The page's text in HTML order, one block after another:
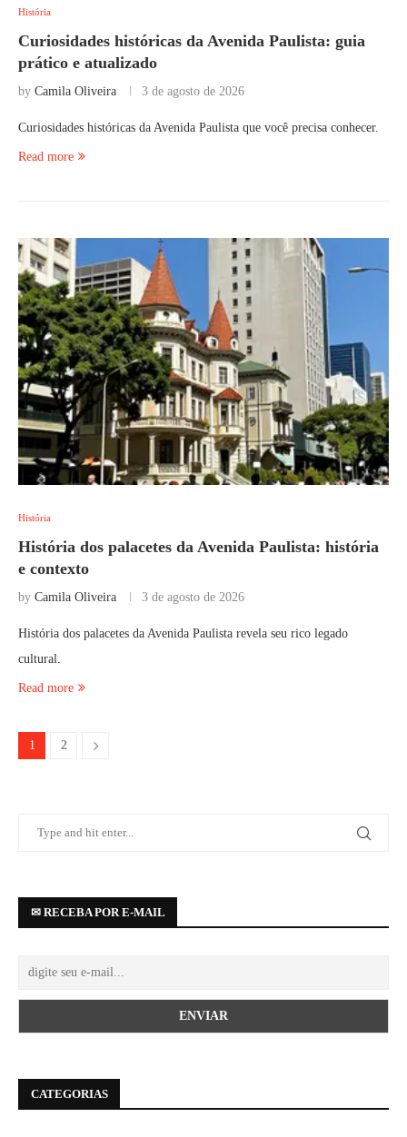
História
Curiosidades históricas da Avenida Paulista: guia
prático e atualizado
by Camila Oliveira 3 de agosto de 2026
Curiosidades históricas da Avenida Paulista que você precisa conhecer.
Read more
História
História dos palacetes da Avenida Paulista: história
e contexto
by Camila Oliveira 3 de agosto de 2026
História dos palacetes da Avenida Paulista revela seu rico legado
cultural.
Read more
1 2
✉ RECEBA POR E-MAIL
CATEGORIAS